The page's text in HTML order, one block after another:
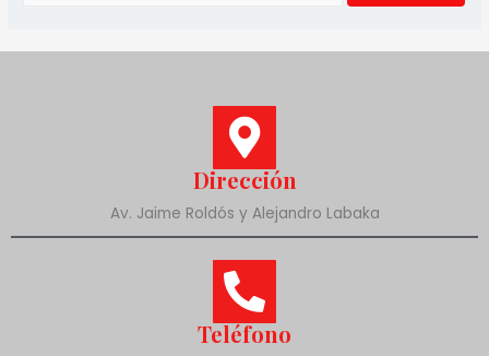
Dirección
Av. Jaime Roldós y Alejandro Labaka
Teléfono